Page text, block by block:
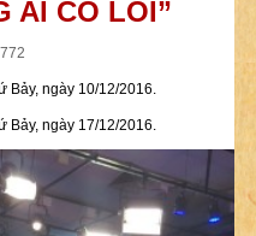
AI CÓ LỖI”
Bảy, ngày 10/12/2016.
Bảy, ngày 17/12/2016.